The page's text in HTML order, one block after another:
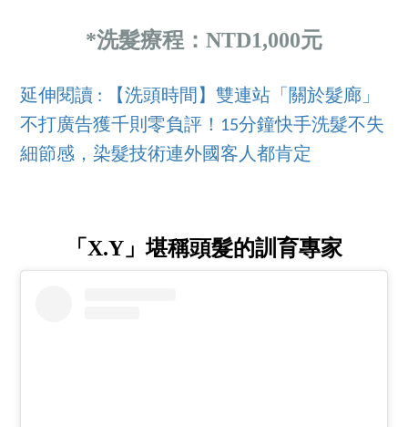
*洗髮療程：NTD1,000元
延伸閱讀 : 【洗頭時間】雙連站「關於髮廊」
不打廣告獲千則零負評！15分鐘快手洗髮不失
細節感，染髮技術連外國客人都肯定
「X.Y」堪稱頭髮的訓育專家